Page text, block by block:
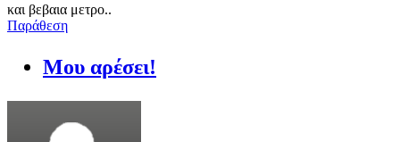
και βεβαια μετρο..
Παράθεση
Μου αρέσει!